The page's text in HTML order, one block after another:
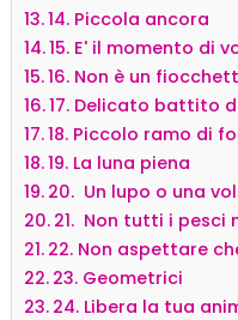
14. Piccola ancora
15. E' il momento di
16. Non è un
17. Delicato battito
18. Piccolo ramo di
19. La luna piena
20. Un lupo o una
21. Non tutti i pesci
22. Non aspettare
23. Geometrici
24. Libera la tua